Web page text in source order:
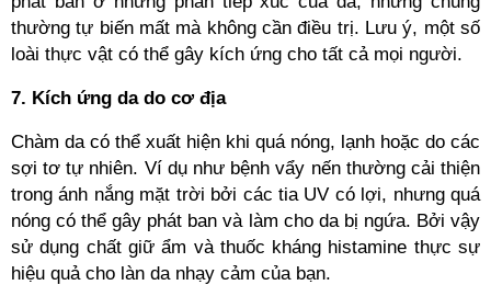
thường tự biến mất mà không cần điều trị. Lưu ý, một số
loài thực vật có thể gây kích ứng cho tất cả mọi người.
7. Kích ứng da do cơ địa
Chàm da có thể xuất hiện khi quá nóng, lạnh hoặc do các
sợi tơ tự nhiên. Ví dụ như bệnh vẩy nến thường cải thiện
trong ánh nắng mặt trời bởi các tia UV có lợi, nhưng quá
nóng có thể gây phát ban và làm cho da bị ngứa. Bởi vậy
sử dụng chất giữ ẩm và thuốc kháng histamine thực sự
hiệu quả cho làn da nhạy cảm của bạn.